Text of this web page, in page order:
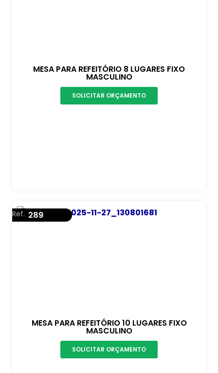
MESA PARA REFEITÓRIO 8 LUGARES FIXO
MASCULINO
SOLICITAR ORÇAMENTO
MESA PARA REFEITÓRIO 10 LUGARES FIXO
MASCULINO
Ref. 289
SOLICITAR ORÇAMENTO